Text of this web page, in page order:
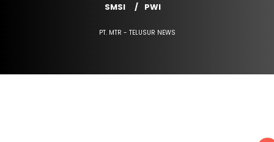
SMSI
PWI
PT. MTR - TELUSUR NEWS